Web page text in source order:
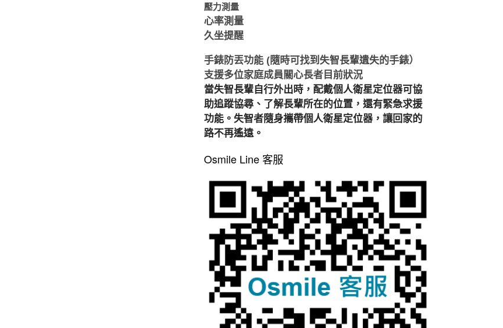
壓力測量
心率測量
久坐提醒
手錶防丟功能(隨時可找到失智長輩遺失的手錶）
支援多位家庭成員關心長者目前狀況
當失智長輩自行外出時，配戴個人衛星定位器可協
助追蹤協尋、了解長輩所在的位置，還有緊急求援
功能。失智者隨身攜帶個人衛星定位器，讓回家的
路不再遙遠。
Osmile Line 客服